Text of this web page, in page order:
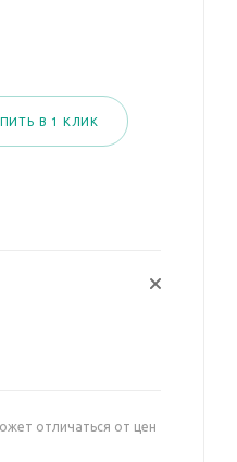
В 1 КЛИК
отличаться от цен